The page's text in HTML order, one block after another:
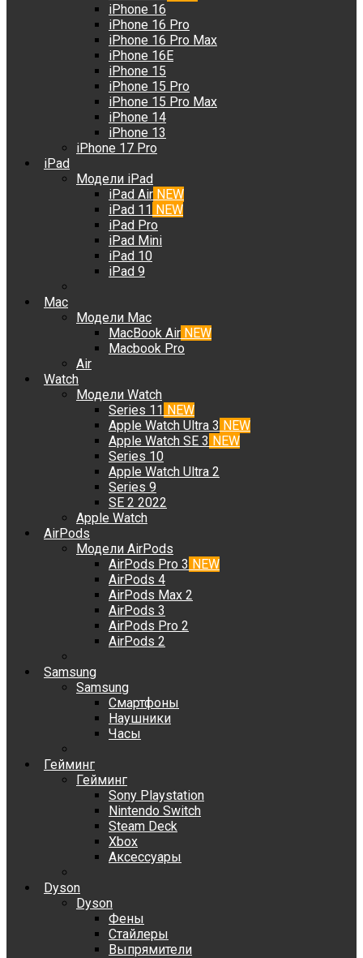
iPhone 16
iPhone 16 Pro
iPhone 16 Pro Max
iPhone 16E
iPhone 15
iPhone 15 Pro
iPhone 15 Pro Max
iPhone 14
iPhone 13
iPhone 17 Pro
iPad
Модели iPad
iPad Air NEW
iPad 11 NEW
iPad Pro
iPad Mini
iPad 10
iPad 9
Mac
Модели Mac
MacBook Air NEW
Macbook Pro
Air
Watch
Модели Watch
Series 11 NEW
Apple Watch Ultra 3 NEW
Apple Watch SE 3 NEW
Series 10
Apple Watch Ultra 2
Series 9
SE 2 2022
Apple Watch
AirPods
Модели AirPods
AirPods Pro 3 NEW
AirPods 4
AirPods Max 2
AirPods 3
AirPods Pro 2
AirPods 2
Samsung
Samsung
Смартфоны
Наушники
Часы
Гейминг
Гейминг
Sony Playstation
Nintendo Switch
Steam Deck
Xbox
Аксессуары
Dyson
Dyson
Фены
Стайлеры
Выпрямители